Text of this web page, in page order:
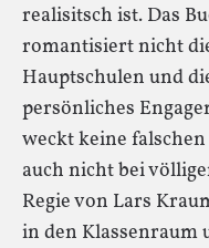
realisitsch ist. Das
romantisiert nicht
Hauptschulen und
persönliches
weckt keine
auch nicht bei
Regie von Lars
in den Klassenraum